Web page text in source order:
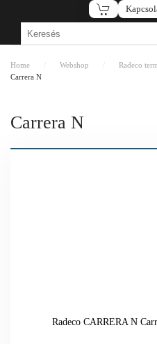
Fő tartalom átugrása
Home Webshop Radeco
Carrera N
Carrera N
Radeco CARRERA N